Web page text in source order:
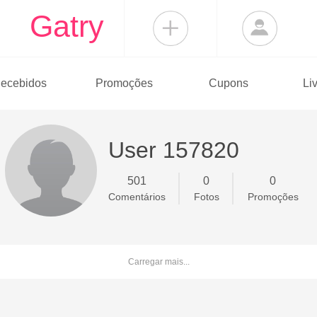
Gatry
Promoções Cupons
User 157820
501
Comentários
0
Fotos
0
Promoções
Carregar mais...